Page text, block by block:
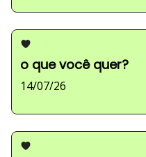
o que você quer?
14/07/26